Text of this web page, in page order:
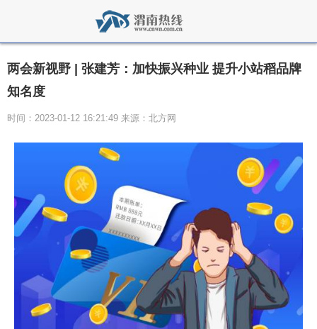
两会新视野 | 张建芳：加快振兴种业 提升小站稻品牌
知名度
时间：2023-01-12 16:21:49 来源：北方网